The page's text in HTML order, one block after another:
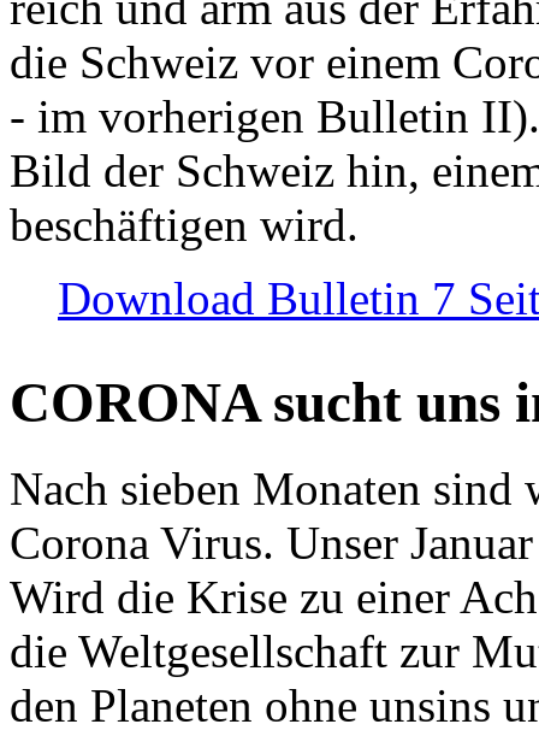
die Schweiz vor einem
- im vorherigen Bulletin
Bild der Schweiz hin,
beschäftigen wird.
Download Bulletin 7
CORONA sucht uns
Nach sieben Monaten
Corona Virus. Unser
Wird die Krise zu einer
die Weltgesellschaft zur
den Planeten ohne unsins